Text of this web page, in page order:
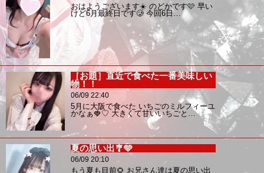
おはようございます☀️ のどかです🩷 早い
けど6月最終日です🥲 今回6日…
［お題］直近で食べた一番美味しい
物！！
06/09 22:40
5月に大阪で食べた いちごのミルフィーユ
かなぁ🍓♡ 大きくて甘いいちごと…
夏の思い出🎐🩵
06/09 20:10
もう夏も目前🌻 お兄さん達は夏の思い出